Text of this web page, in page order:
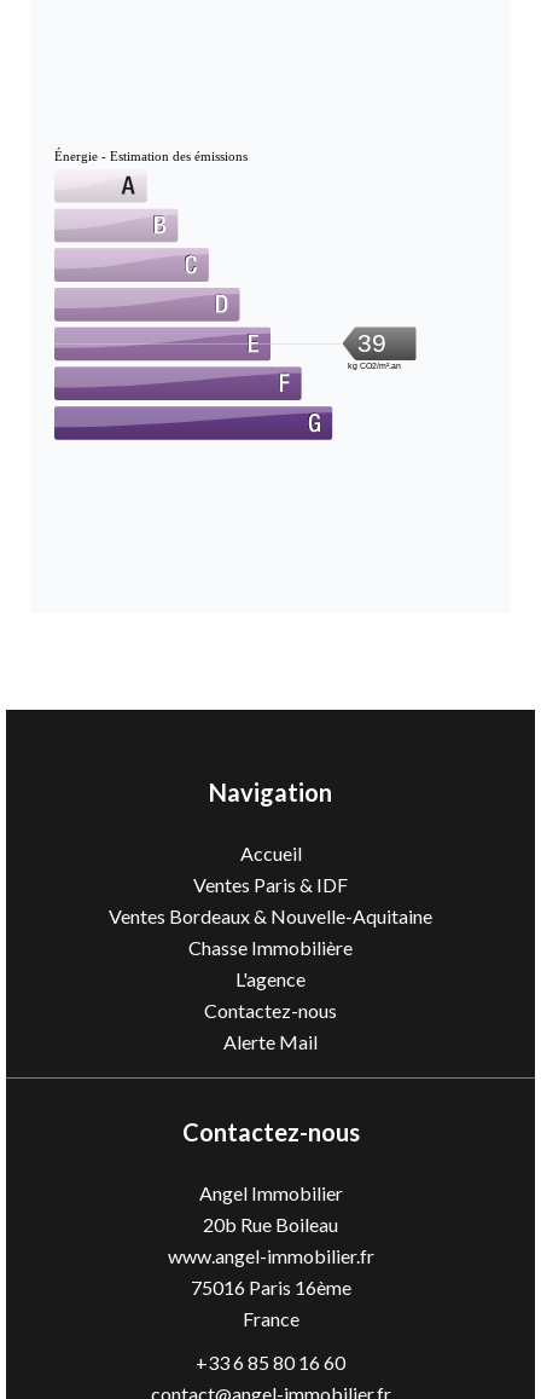
Énergie - Estimation des émissions
39
kg CO2/m².an
Navigation
Accueil
Ventes Paris & IDF
Ventes Bordeaux & Nouvelle-Aquitaine
Chasse Immobilière
L'agence
Contactez-nous
Alerte Mail
Contactez-nous
Angel Immobilier
20b Rue Boileau
www.angel-immobilier.fr
75016Paris 16ème
France
+33 6 85 80 16 60
contact@angel-immobilier.fr